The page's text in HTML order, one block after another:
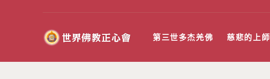
第三世多杰羌佛 慈悲的上師